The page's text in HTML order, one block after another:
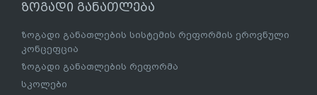
ზოგადი განათლება
ზოგადი განათლების სისტემის რეფორმის ეროვნული
კონცეფცია
ზოგადი განათლების რეფორმა
სკოლები